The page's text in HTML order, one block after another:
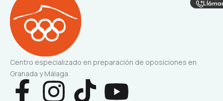
Centro especializado en preparación de oposiciones en
Granada y Málaga.
F I T Y